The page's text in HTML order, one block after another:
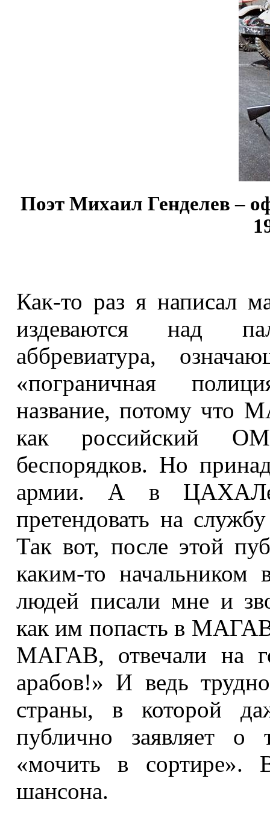
Поэт Михаил Генделев –
Как-то раз я написал
издеваются над
аббревиатура,
«пограничная
название, потому что
как российский
беспорядков. Но
армии. А в ЦАХАЛе
претендовать на
Так вот, после этой
каким-то начальником
людей писали мне и
как им попасть в
МАГАВ, отвечали на
арабов!» И ведь
страны, в которой
публично заявляет о
«мочить в
шансона.